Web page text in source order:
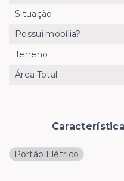
Portão Elétrico
Situação
Possui mobília?
Terreno
Área Total